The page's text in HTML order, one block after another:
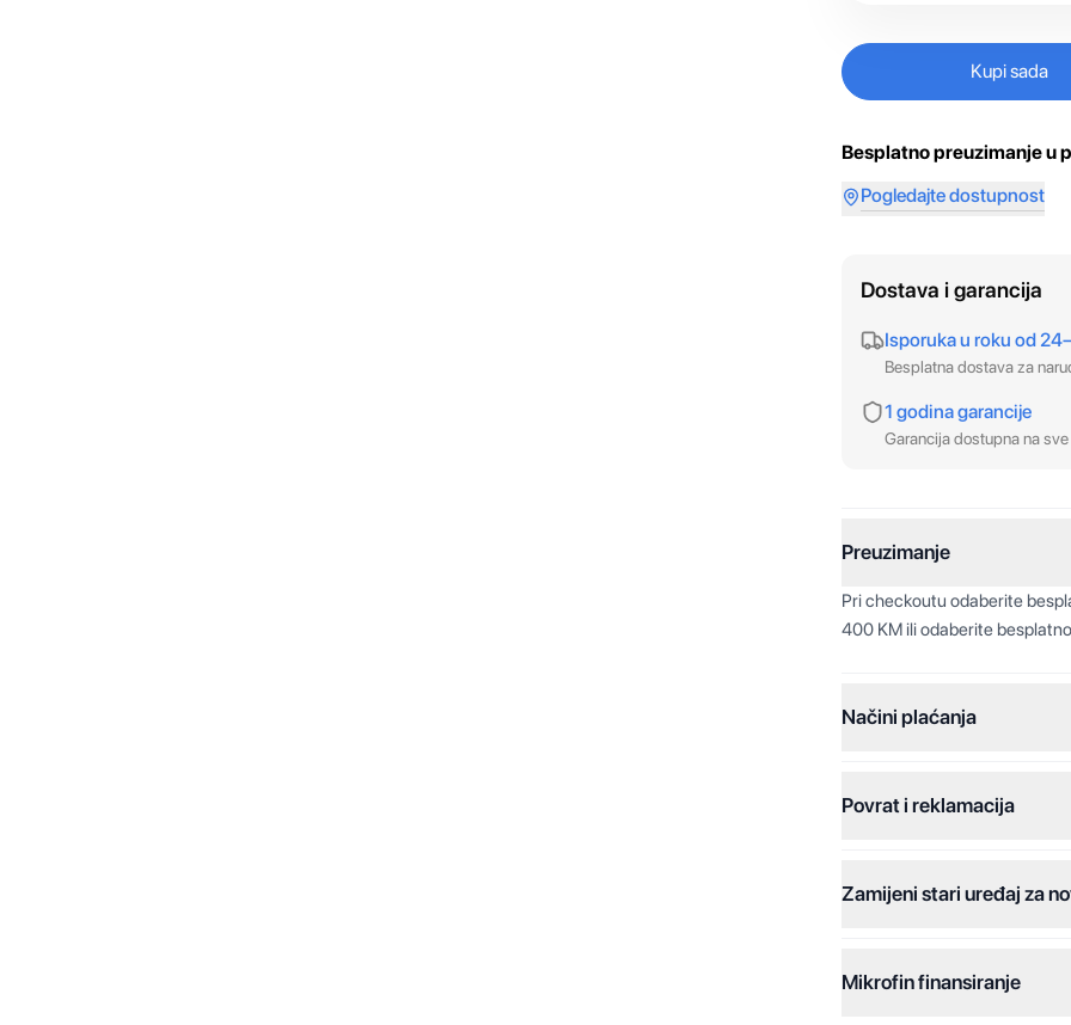
Kupi sada
Besplatno preuzimanje u
Pogledajte dostupnost
Dostava i garancija
Isporuka u roku od
Besplatna dostava za
1 godina garancije
Garancija dostupna na
Preuzimanje
Pri checkoutu odaberite
400 KM ili odaberite
Načini plaćanja
Jednokratna plaćanja:
Dodatne opcije:
Online plaćanje na rate:
Povrat i reklamacija
Zamijeni stari uređaj za
Mikrofin finansiranje